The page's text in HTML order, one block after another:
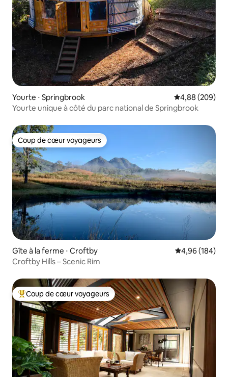
Yourte ⋅ Springbrook Évaluation
4,88 (209)
Yourte unique à côté du parc national de Springbrook
Coup de cœur voyageurs
Coup de cœur voyageurs
Gîte à la ferme ⋅ Croftby Évaluation
4,96 (184)
Croftby Hills – Scenic Rim
Coups de cœur voyageurs les plus appréciés
Coup de cœur voyageurs